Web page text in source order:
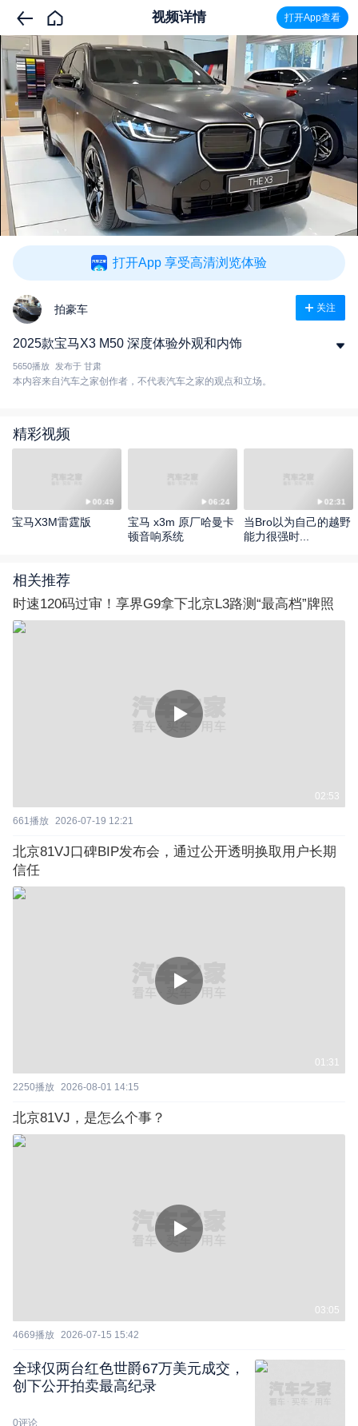
视频详情 打开App查看
打开App 享受高清浏览体验
关注
拍豪车
2025款宝马X3 M50 深度体验外观和内饰
5650播放 发布于 甘肃
本内容来自汽车之家创作者，不代表汽车之家的观点和立场。
精彩视频
00:49
宝马X3M雷霆版
06:24
宝马 x3m 原厂哈曼卡
顿音响系统
02:31
当Bro以为自己的越野
能力很强时...
相关推荐
时速120码过审！享界G9拿下北京L3路测“最高档”牌照
02:53
661播放 2026-07-19 12:21
北京81VJ口碑BIP发布会，通过公开透明换取用户长期
信任
01:31
2250播放 2026-08-01 14:15
北京81VJ，是怎么个事？
03:05
4669播放 2026-07-15 15:42
全球仅两台红色世爵67万美元成交，
创下公开拍卖最高纪录
0评论